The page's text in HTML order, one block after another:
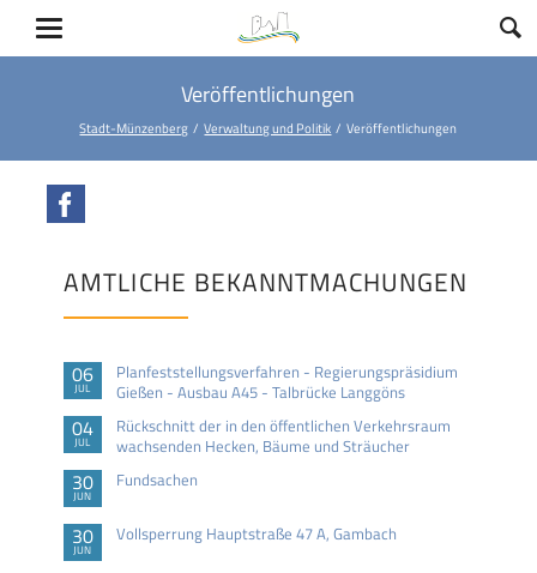
Veröffentlichungen
Stadt-Münzenberg Verwaltung und Politik Veröffentlichungen
AMTLICHE BEKANNTMACHUNGEN
06
JUL
Planfeststellungsverfahren - Regierungspräsidium
Gießen - Ausbau A45 - Talbrücke Langgöns
04
JUL
Rückschnitt der in den öffentlichen Verkehrsraum
wachsenden Hecken, Bäume und Sträucher
30
JUN
Fundsachen
30
JUN
Vollsperrung Hauptstraße 47 A, Gambach